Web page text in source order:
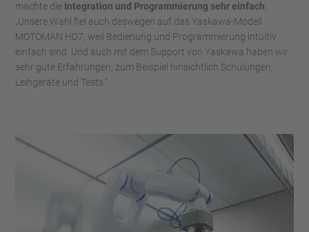
machte die Integration und Programmierung sehr einfach:
„Unsere Wahl fiel auch deswegen auf das Yaskawa-Modell
MOTOMAN HD7, weil Bedienung und Programmierung intuitiv
einfach sind. Und auch mit dem Support von Yaskawa haben wir
sehr gute Erfahrungen, zum Beispiel hinsichtlich Schulungen,
Leihgeräte und Tests.“